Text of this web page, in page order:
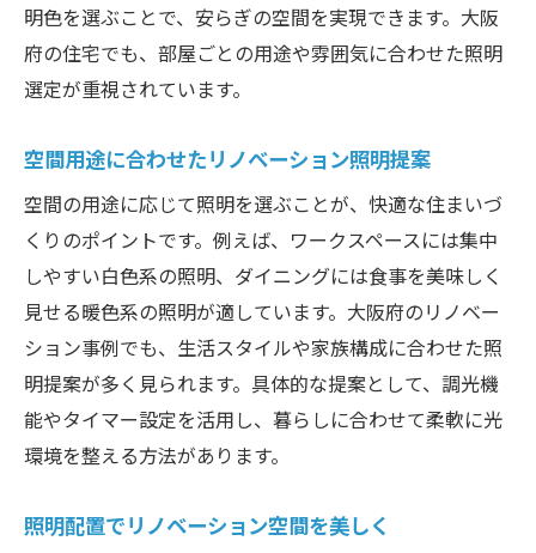
明色を選ぶことで、安らぎの空間を実現できます。大阪
府の住宅でも、部屋ごとの用途や雰囲気に合わせた照明
選定が重視されています。
空間用途に合わせたリノベーション照明提案
空間の用途に応じて照明を選ぶことが、快適な住まいづ
くりのポイントです。例えば、ワークスペースには集中
しやすい白色系の照明、ダイニングには食事を美味しく
見せる暖色系の照明が適しています。大阪府のリノベー
ション事例でも、生活スタイルや家族構成に合わせた照
明提案が多く見られます。具体的な提案として、調光機
能やタイマー設定を活用し、暮らしに合わせて柔軟に光
環境を整える方法があります。
照明配置でリノベーション空間を美しく